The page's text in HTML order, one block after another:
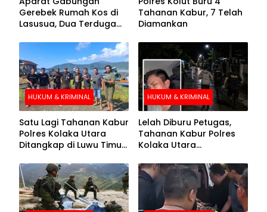
Gerebek Rumah Kos di
Lasusua, Dua Terduga
Tahanan Kabur, 7 Telah
Diamankan
HUKUM & KRIMINAL
Satu Lagi Tahanan Kabur
Polres Kolaka Utara
Ditangkap di Luwu Timur,
HUKUM & KRIMINAL
Lelah Diburu Petugas,
Tahanan Kabur Polres
Kolaka Utara